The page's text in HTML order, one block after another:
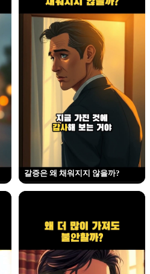
갈증은 왜 채워지지 않을까?